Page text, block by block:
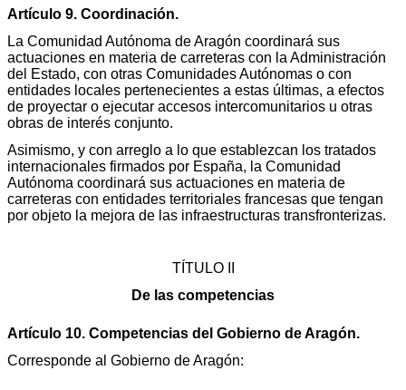
Artículo 9. Coordinación.
La Comunidad Autónoma de Aragón coordinará sus
actuaciones en materia de carreteras con la Administración
del Estado, con otras Comunidades Autónomas o con
entidades locales pertenecientes a estas últimas, a efectos
de proyectar o ejecutar accesos intercomunitarios u otras
obras de interés conjunto.
Asimismo, y con arreglo a lo que establezcan los tratados
internacionales firmados por España, la Comunidad
Autónoma coordinará sus actuaciones en materia de
carreteras con entidades territoriales francesas que tengan
por objeto la mejora de las infraestructuras transfronterizas.
TÍTULO II
De las competencias
Artículo 10. Competencias del Gobierno de Aragón.
Corresponde al Gobierno de Aragón: